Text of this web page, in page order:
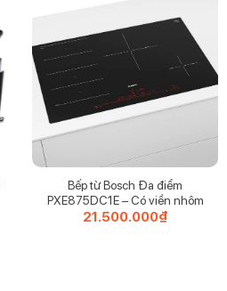
Ngoài ra, máy còn có chế
gian sử dụng, giúp tiết kiệm
Bếp từ Bosch Đa điểm
PXE875DC1E – Có viền nhôm
21.500.000₫